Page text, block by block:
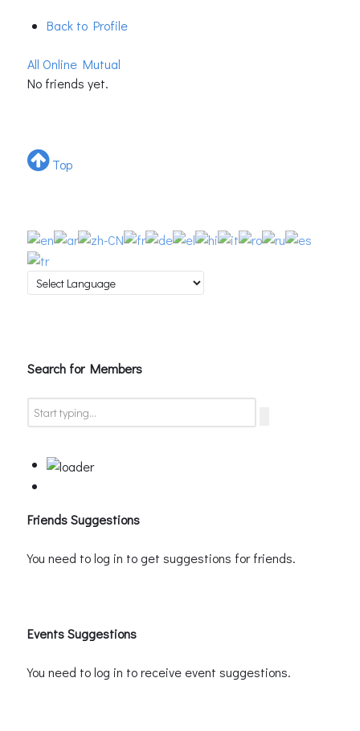
Back to Profile
All Online Mutual
No friends yet.
Top
Search for Members
Friends Suggestions
You need to log in to get suggestions for friends.
Events Suggestions
You need to log in to receive event suggestions.